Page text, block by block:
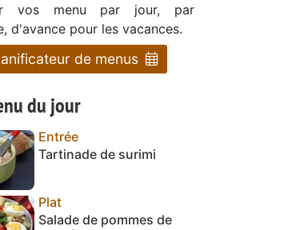
vos menu par jour, par
d'avance pour les vacances.
de menus
du jour
Entrée
Tartinade de surimi
Plat
Salade de pommes de